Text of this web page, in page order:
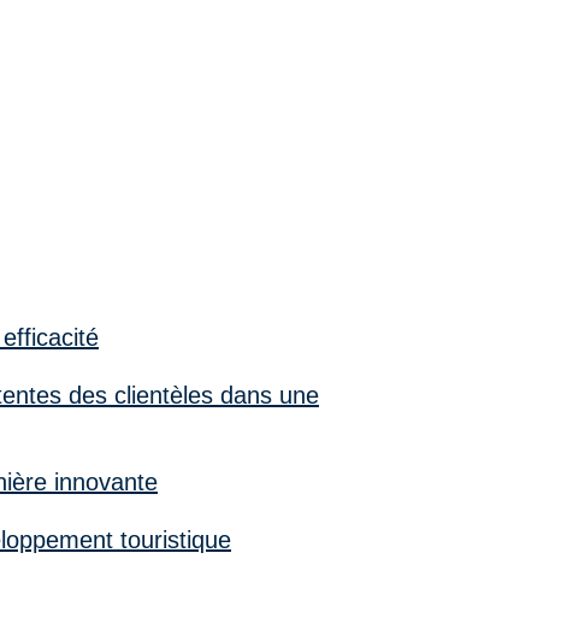
des clientèles dans une
innovante
touristique